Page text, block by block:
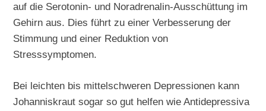
auf die Serotonin- und Noradrenalin-Ausschüttung im
Gehirn aus. Dies führt zu einer Verbesserung der
Stimmung und einer Reduktion von
Stresssymptomen.
Bei leichten bis mittelschweren Depressionen kann
Johanniskraut sogar so gut helfen wie Antidepressiva